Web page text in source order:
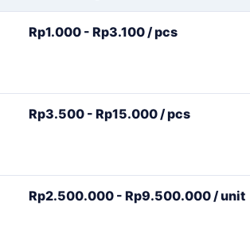
Rp1.000 - Rp3.100 / pcs
Rp3.500 - Rp15.000 / pcs
Rp2.500.000 - Rp9.500.000 / unit